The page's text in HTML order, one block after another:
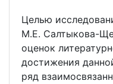
Целью
М.Е. Салтыкова-
оценок
достижения
ряд